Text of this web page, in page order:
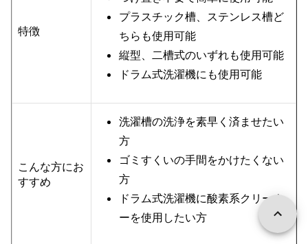
特徴
プラスチック槽、ステンレス槽ど
ちらも使用可能
縦型、二槽式のいずれも使用可能
ドラム式洗濯機にも使用可能
こんな方にお
すすめ
洗濯槽の洗浄を素早く済ませたい
方
ゴミすくいの手間をかけたくない
方
ドラム式洗濯機に酸素系クリーナ
ーを使用したい方